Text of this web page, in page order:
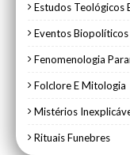
Estudos Teológicos
Eventos Biopolíticos
Fenomenologia
Folclore E Mitologia
Mistérios
Rituais Funebres